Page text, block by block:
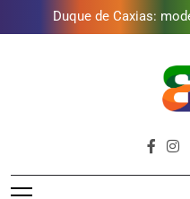
tratamento
Guanabara tem
presentear o seu pai.
Gastro Samba reúne
Golfe e fortalece projeto
Duque de Caxias:
tratamento
Guanabara tem
presentear o seu pai.
Gastro Samba reúne
Lins em Nova